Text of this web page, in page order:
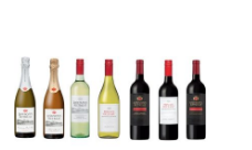
澳洲羅森酒莊